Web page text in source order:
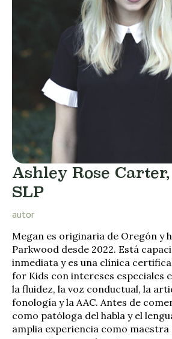
Ashley Rose
SLP
autor
Megan es originaria de Oregón y
Parkwood desde 2022. Está
inmediata y es una clínica
for Kids con intereses especiales
la fluidez, la voz conductual, la
fonología y la AAC. Antes de
como patóloga del habla y el
amplia experiencia como